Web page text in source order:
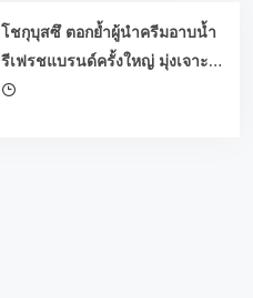
โชกุบุสซึ ตอกย้ำผู้นำครีมอาบน้ำ
รีเฟรชแบรนด์ครั้งใหญ่ มุ่งเจาะคน
เจนใหม่ ปลุกกระแส #ผิวโชกุผิว